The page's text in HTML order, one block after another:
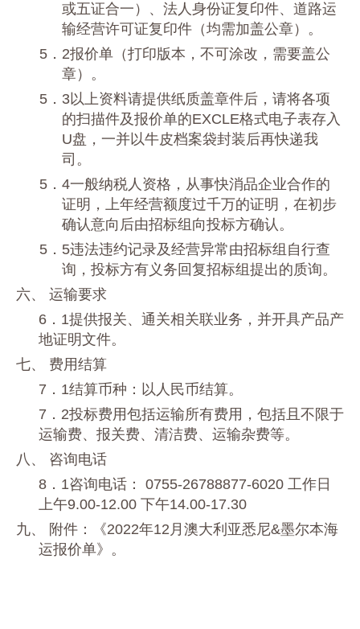
或五证合一）、法人身份证复印件、道路运
输经营许可证复印件（均需加盖公章）。
5．2报价单（打印版本，不可涂改，需要盖公
章）。
5．3以上资料请提供纸质盖章件后，请将各项
的扫描件及报价单的EXCLE格式电子表存入
U盘，一并以牛皮档案袋封装后再快递我
司。
5．4一般纳税人资格，从事快消品企业合作的
证明，上年经营额度过千万的证明，在初步
确认意向后由招标组向投标方确认。
5．5违法违约记录及经营异常由招标组自行查
询，投标方有义务回复招标组提出的质询。
六、 运输要求
6．1提供报关、通关相关联业务，并开具产品产
地证明文件。
七、 费用结算
7．1结算币种：以人民币结算。
7．2投标费用包括运输所有费用，包括且不限于
运输费、报关费、清洁费、运输杂费等。
八、 咨询电话
8 ． 1咨询电话：
0755-26788877-6020 工作日
上午9.00-12.00 下午14.00-17.30
九、 附件：《2022年12月 澳大利亚悉尼&墨尔本海
运报价单》。